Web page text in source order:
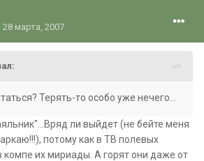
28 марта, 2007
Терять-то особо уже нечего...
ли выйдет (не бейте меня
потому как в ТВ полевых
компе их мириады. А горят они даже от